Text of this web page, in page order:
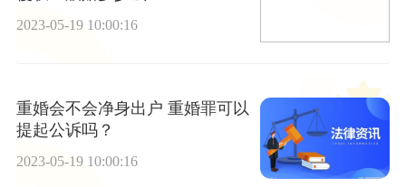
2023-05-19 10:00:16
重婚会不会净身出户 重婚罪可以
提起公诉吗？
2023-05-19 10:00:16